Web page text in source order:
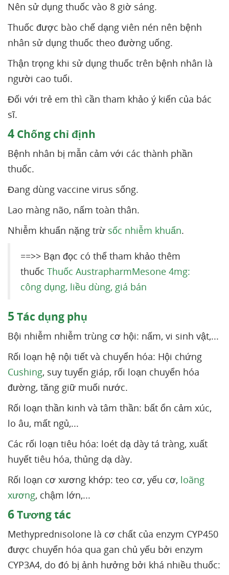
Nên sử dụng thuốc vào 8 giờ sáng.
Thuốc được bào chế dạng viên nén nên bệnh
nhân sử dụng thuốc theo đường uống.
Thận trọng khi sử dụng thuốc trên bệnh nhân là
người cao tuổi.
Đối với trẻ em thì cần tham khảo ý kiến của bác
sĩ.
4 Chống chỉ định
Bệnh nhân bị mẫn cảm với các thành phần
thuốc.
Đang dùng vaccine virus sống.
Lao màng não, nấm toàn thân.
Nhiễm khuẩn nặng trừ sốc nhiễm khuẩn.
==>> Bạn đọc có thể tham khảo thêm
thuốc Thuốc AustrapharmMesone 4mg:
công dụng, liều dùng, giá bán
5 Tác dụng phụ
Bội nhiễm nhiễm trùng cơ hội: nấm, vi sinh vật,...
Rối loạn hệ nội tiết và chuyển hóa: Hội chứng
Cushing, suy tuyến giáp, rối loạn chuyển hóa
đường, tăng giữ muối nước.
Rối loạn thần kinh và tâm thần: bất ổn cảm xúc,
lo âu, mất ngủ,...
Các rối loạn tiêu hóa: loét dạ dày tá tràng, xuất
huyết tiêu hóa, thủng dạ dày.
Rối loạn cơ xương khớp: teo cơ, yếu cơ, loãng
xương, chậm lớn,...
6Tương tác
Methyprednisolone là cơ chất của enzym CYP450
được chuyển hóa qua gan chủ yếu bởi enzym
CYP3A4, do đó bị ảnh hưởng bởi khá nhiều thuốc: